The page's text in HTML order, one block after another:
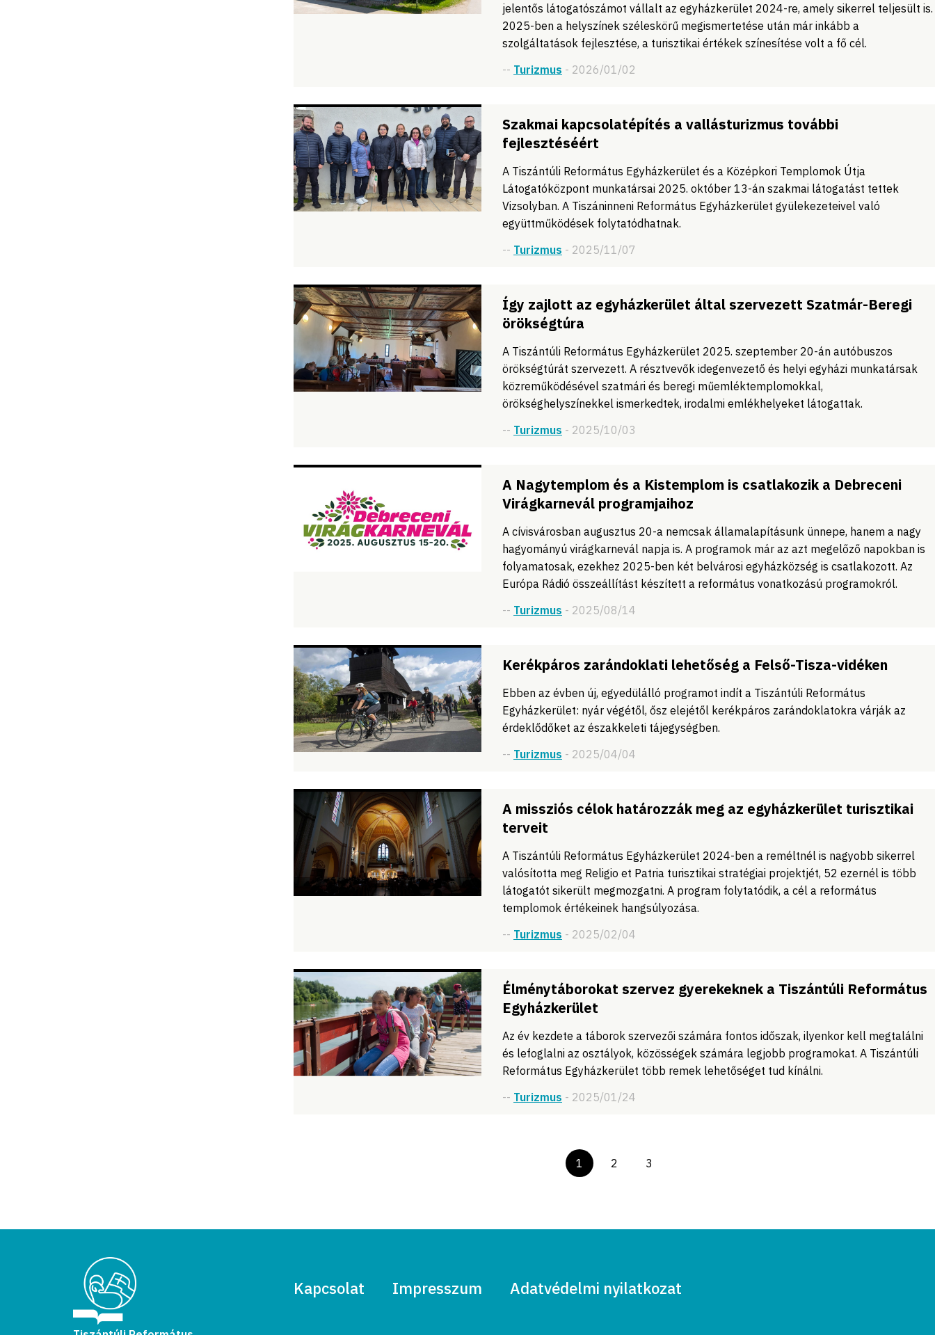
jelentős látogatószámot vállalt az egyházkerület 2024-re, amely sikerrel teljesült is.
2025-ben a helyszínek széleskörű megismertetése után már inkább a
szolgáltatások fejlesztése, a turisztikai értékek színesítése volt a fő cél.
-- Turizmus - 2026/01/02
Szakmai kapcsolatépítés a vallásturizmus további
fejlesztéséért
A Tiszántúli Református Egyházkerület és a Középkori Templomok Útja
Látogatóközpont munkatársai 2025. október 13-án szakmai látogatást tettek
Vizsolyban. A Tiszáninneni Református Egyházkerület gyülekezeteivel való
együttműködések folytatódhatnak.
-- Turizmus - 2025/11/07
Így zajlott az egyházkerület által szervezett Szatmár-Beregi
örökségtúra
A Tiszántúli Református Egyházkerület 2025. szeptember 20-án autóbuszos
örökségtúrát szervezett. A résztvevők idegenvezető és helyi egyházi munkatársak
közreműködésével szatmári és beregi műemléktemplomokkal,
örökséghelyszínekkel ismerkedtek, irodalmi emlékhelyeket látogattak.
-- Turizmus - 2025/10/03
A Nagytemplom és a Kistemplom is csatlakozik a Debreceni
Virágkarnevál programjaihoz
A cívisvárosban augusztus 20-a nemcsak államalapításunk ünnepe, hanem a nagy
hagyományú virágkarnevál napja is. A programok már az azt megelőző napokban is
folyamatosak, ezekhez 2025-ben két belvárosi egyházközség is csatlakozott. Az
Európa Rádió összeállítást készített a református vonatkozású programokról.
-- Turizmus - 2025/08/14
Kerékpáros zarándoklati lehetőség a Felső-Tisza-vidéken
Ebben az évben új, egyedülálló programot indít a Tiszántúli Református
Egyházkerület: nyár végétől, ősz elejétől kerékpáros zarándoklatokra várják az
érdeklődőket az északkeleti tájegységben.
-- Turizmus - 2025/04/04
A missziós célok határozzák meg az egyházkerület turisztikai
terveit
A Tiszántúli Református Egyházkerület 2024-ben a reméltnél is nagyobb sikerrel
valósította meg Religio et Patria turisztikai stratégiai projektjét, 52 ezernél is több
látogatót sikerült megmozgatni. A program folytatódik, a cél a református
templomok értékeinek hangsúlyozása.
-- Turizmus - 2025/02/04
Élménytáborokat szervez gyerekeknek a Tiszántúli Református
Egyházkerület
Az év kezdete a táborok szervezői számára fontos időszak, ilyenkor kell megtalálni
és lefoglalni az osztályok, közösségek számára legjobb programokat. A Tiszántúli
Református Egyházkerület több remek lehetőséget tud kínálni.
-- Turizmus - 2025/01/24
1 2 3
Kapcsolat Impresszum Adatvédelmi nyilatkozat